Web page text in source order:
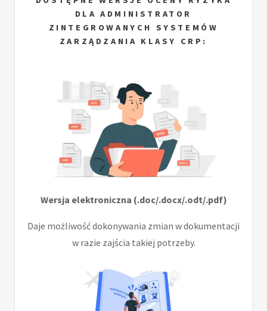
DLA ADMINISTRATOR
ZINTEGROWANYCH SYSTEMÓW
ZARZĄDZANIA KLASY CRP:
Wersja elektroniczna (.doc/.docx/.odt/.pdf)
Daje możliwość dokonywania zmian w dokumentacji
w razie zajścia takiej potrzeby.